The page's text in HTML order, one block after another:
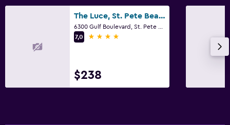
The Luce, St. Pete Beach, a Tribute Portfolio Hotel
7,0
4 estrellas
$238